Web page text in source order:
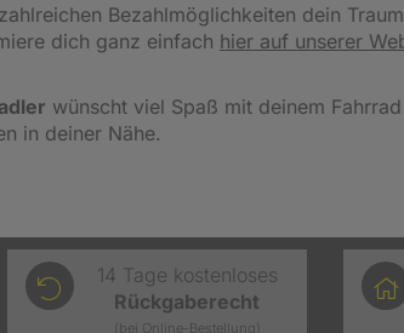
Bezahlmöglichkeiten dein
dich ganz einfach hier auf unserer
wünscht viel Spaß mit deinem
in deiner Nähe.
14 Tage kostenloses
Rückgaberecht
(bei Online-Bestellung)